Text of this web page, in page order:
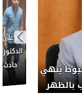
بناءً
حادث
ينهي
بالظهر